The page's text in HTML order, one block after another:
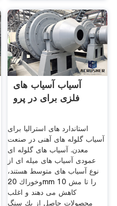
آسیاب آسیاب های
فلزی برای در پرو
استاندارد های استرالیا برای
آسیاب گلوله های آهنی در صنعت
معدن. آسیاب های گلوله ای
عمودی آسیاب های میله ای از
نوع آسیاب های متوسط هستند،
وخوراك 20mm را تا مش 10
كاهش می دهند و اغلب
محصولات حاصل از یك سنگ